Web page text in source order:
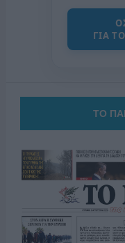
ΓΙΑ
ΤΟ